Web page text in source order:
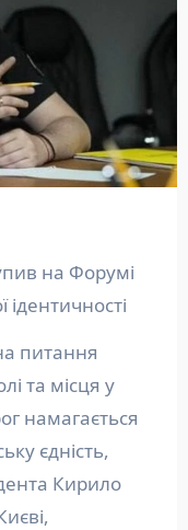
на Форумі
ідентичності
та місця у
намагається
єдність,
Кирило